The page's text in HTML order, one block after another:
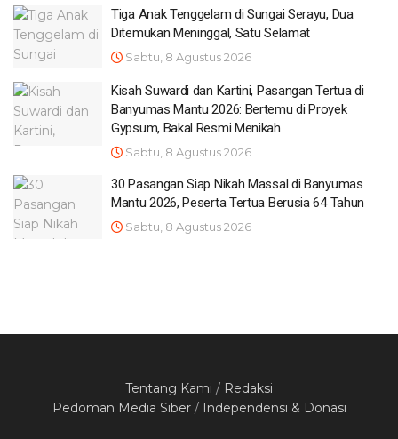
Tiga Anak Tenggelam di Sungai Serayu, Dua
Ditemukan Meninggal, Satu Selamat
Sabtu, 8 Agustus 2026
Kisah Suwardi dan Kartini, Pasangan Tertua di
Banyumas Mantu 2026: Bertemu di Proyek
Gypsum, Bakal Resmi Menikah
Sabtu, 8 Agustus 2026
30 Pasangan Siap Nikah Massal di Banyumas
Mantu 2026, Peserta Tertua Berusia 64 Tahun
Sabtu, 8 Agustus 2026
Tentang Kami / Redaksi
Pedoman Media Siber/ Independensi & Donasi